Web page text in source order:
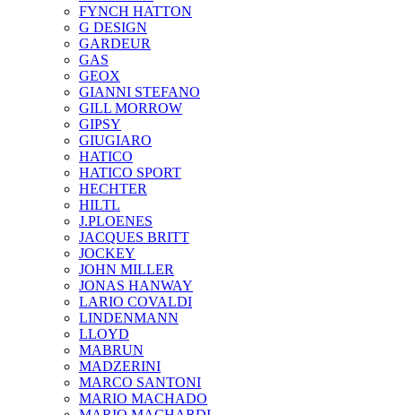
FYNCH HATTON
G DESIGN
GARDEUR
GAS
GEOX
GIANNI STEFANO
GILL MORROW
GIPSY
GIUGIARO
HATICO
HATICO SPORT
HECHTER
HILTL
J.PLOENES
JAСQUES BRITT
JOCKEY
JOHN MILLER
JONAS HANWAY
LARIO COVALDI
LINDENMANN
LLOYD
MABRUN
MADZERINI
MARCO SANTONI
MARIO MACHADO